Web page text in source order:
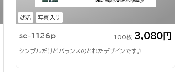
就活 写真入り
sc-1126p 100枚 3,080円
シンプルだけどバランスのとれたデザインです♪